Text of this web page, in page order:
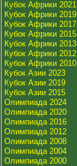
Кубок Африки 2021
Кубок Африки 2019
Кубок Африки 2017
Кубок Африки 2015
Кубок Африки 2013
Кубок Африки 2012
Кубок Африки 2010
Кубок Азии 2023
Кубок Азии 2019
Кубок Азии 2015
Олимпиада 2024
Олимпиада 2020
Олимпиада 2016
Олимпиада 2012
Олимпиада 2008
Олимпиада 2004
Олимпиада 2000